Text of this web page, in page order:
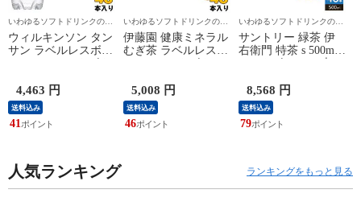
いわゆるソフトドリンクのお
店
ウィルキンソン タン
サン ラベルレスボト
とめ買い) アサヒ 炭
酸水 無糖炭酸 強炭
酸 プレーン 送料無
料 エコ
4,463 円
送料込み
41
いわゆるソフトドリンクのお
店
伊藤園 健康ミネラル
むぎ茶 ラベルレス
め買い) お茶 デカフ
ェ ノンカフェイン
麦茶
5,008 円
送料込み
46
いわゆるソフトドリンクのお
店
サントリー 緑茶 伊
右衛門 特茶 s 500ml
い) お茶 トクホ 特保
特定保健用食品
8,568 円
送料込み
79
人気ランキング ランキングをもっと見る